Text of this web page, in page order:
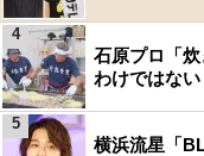
石原プロ「
わけではない
4
横浜流星「
5